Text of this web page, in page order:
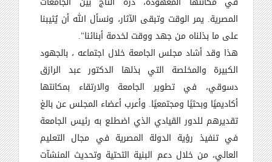
المصرية. يمر الوقت وتبقى الآثار، ونسأل الله أن يُثيبنا
على ما بذلناه من جهد ووقت لخدمة أبنائنا".
هذا وقد أشاد مجلس الجامعة خلال اجتماعه ، بالجهود
الكبيرة والمخلصة التي بذلها الدكتور عبد الرازق
دسوقي، في تطوير الجامعة والارتقاء بمكانتها
أكاديميًا وبحثيًا ومجتمعيًا. وأعرب أعضاء المجلس عن بالغ
تقديرهم للدور القيادي الذي اضطلع به رئيس الجامعة
في تنفيذ رؤية الدولة المصرية في مجال التعليم
العالي، من خلال دعم البنية التحتية وتحديث المنشآت